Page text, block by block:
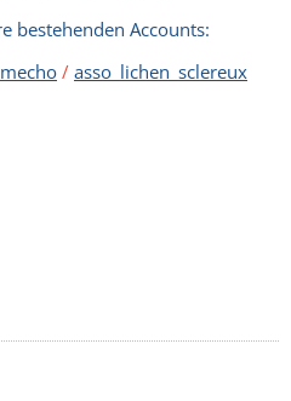
bestehenden Accounts:
/ asso_lichen_sclereux